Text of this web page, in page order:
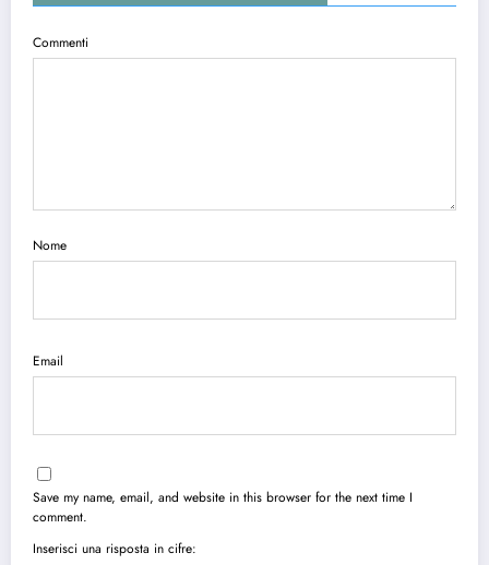
Commenti
Nome
Email
Save my name, email, and website in this browser for the next time I
comment.
Inserisci una risposta in cifre: